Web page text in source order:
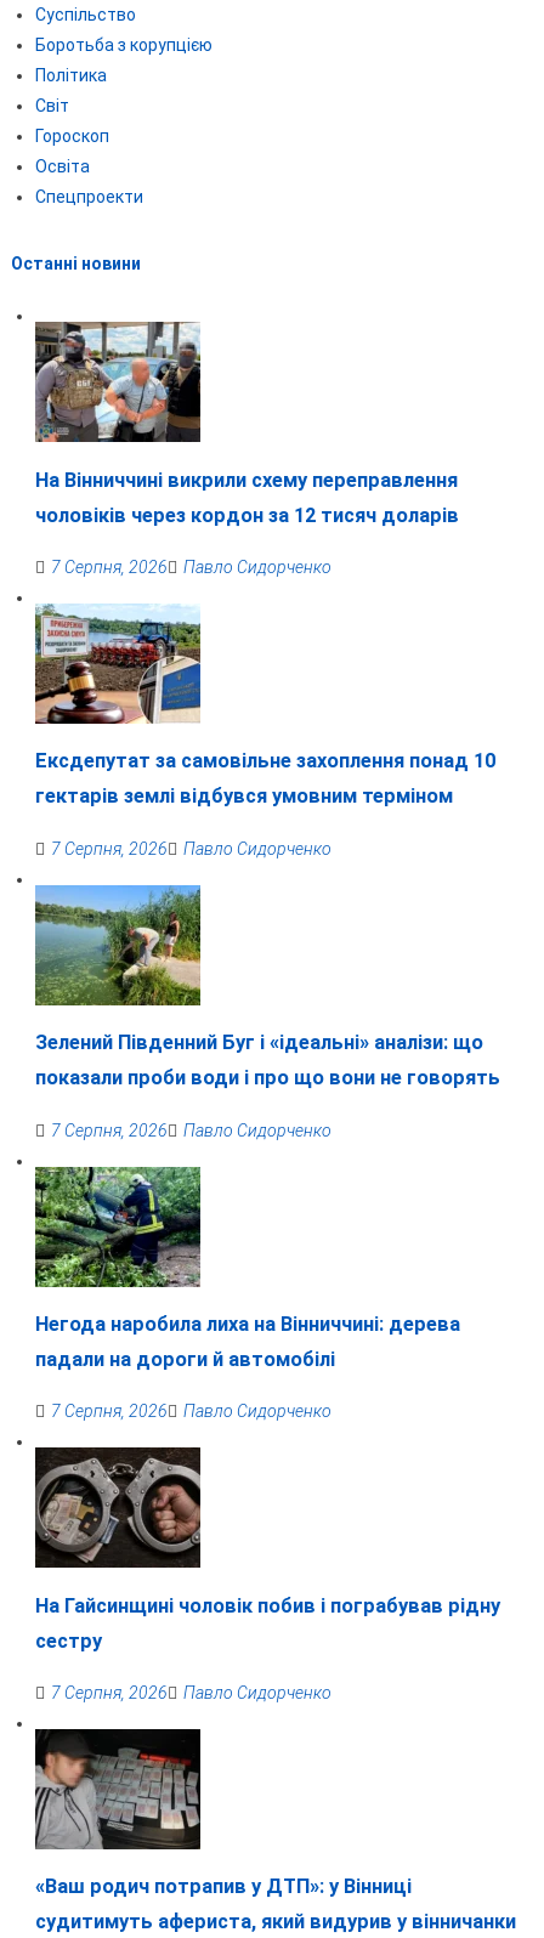
Суспільство
Боротьба з корупцією
Політика
Світ
Гороскоп
Освіта
Спецпроекти
Останні новини
На Вінниччині викрили схему переправлення
чоловіків через кордон за 12 тисяч доларів
7 Серпня, 2026 Павло Сидорченко
Ексдепутат за самовільне захоплення понад 10
гектарів землі відбувся умовним терміном
7 Серпня, 2026 Павло Сидорченко
Зелений Південний Буг і «ідеальні» аналізи: що
показали проби води і про що вони не говорять
7 Серпня, 2026 Павло Сидорченко
Негода наробила лиха на Вінниччині: дерева
падали на дороги й автомобілі
7 Серпня, 2026 Павло Сидорченко
На Гайсинщині чоловік побив і пограбував рідну
сестру
7 Серпня, 2026 Павло Сидорченко
«Ваш родич потрапив у ДТП»: у Вінниці
судитимуть афериста, який видурив у вінничанки